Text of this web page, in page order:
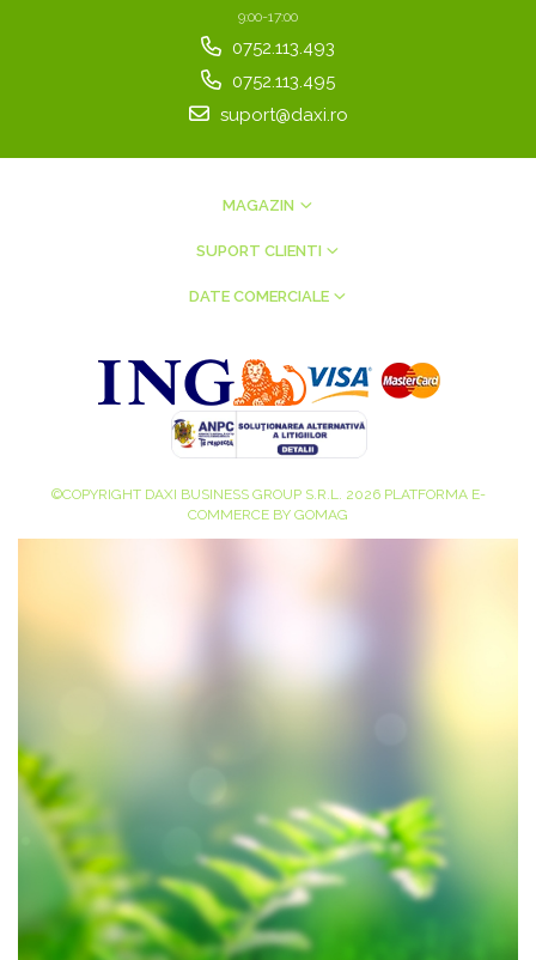
9:00-17:00
0752.113.493
0752.113.495
suport@daxi.ro
MAGAZIN
SUPORT CLIENTI
DATE COMERCIALE
©COPYRIGHT DAXI BUSINESS GROUP S.R.L. 2026 PLATFORMA E-
COMMERCE BY GOMAG